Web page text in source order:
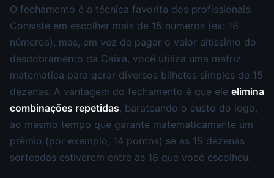
O fechamento é a técnica favorita dos profissionais.
Consiste em escolher mais de 15 números (ex: 18
números), mas, em vez de pagar o valor altíssimo do
desdobramento da Caixa, você utiliza uma matriz
matemática para gerar diversos bilhetes simples de 15
dezenas. A vantagem do fechamento é que ele elimina
combinações repetidas, barateando o custo do jogo,
ao mesmo tempo que garante matematicamente um
prêmio (por exemplo, 14 pontos) se as 15 dezenas
sorteadas estiverem entre as 18 que você escolheu.